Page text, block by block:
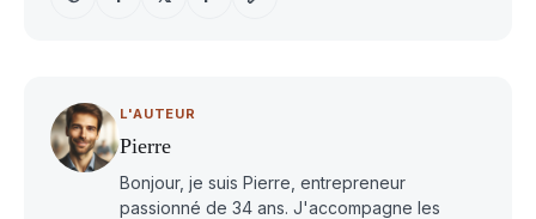
L'AUTEUR
Pierre
Bonjour, je suis Pierre, entrepreneur
passionné de 34 ans. J'accompagne les